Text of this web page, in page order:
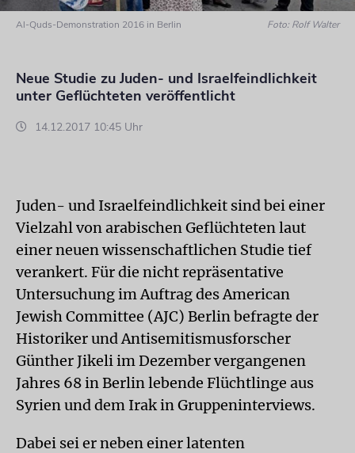
Al-Quds-Demonstration 2016 in Berlin Foto: Rolf Walter
Neue Studie zu Juden- und Israelfeindlichkeit
unter Geflüchteten veröffentlicht
14.12.2017 10:45 Uhr
Juden- und Israelfeindlichkeit sind bei einer
Vielzahl von arabischen Geflüchteten laut
einer neuen wissenschaftlichen Studie tief
verankert. Für die nicht repräsentative
Untersuchung im Auftrag des American
Jewish Committee (AJC) Berlin befragte der
Historiker und Antisemitismusforscher
Günther Jikeli im Dezember vergangenen
Jahres 68 in Berlin lebende Flüchtlinge aus
Syrien und dem Irak in Gruppeninterviews.
Dabei sei er neben einer latenten